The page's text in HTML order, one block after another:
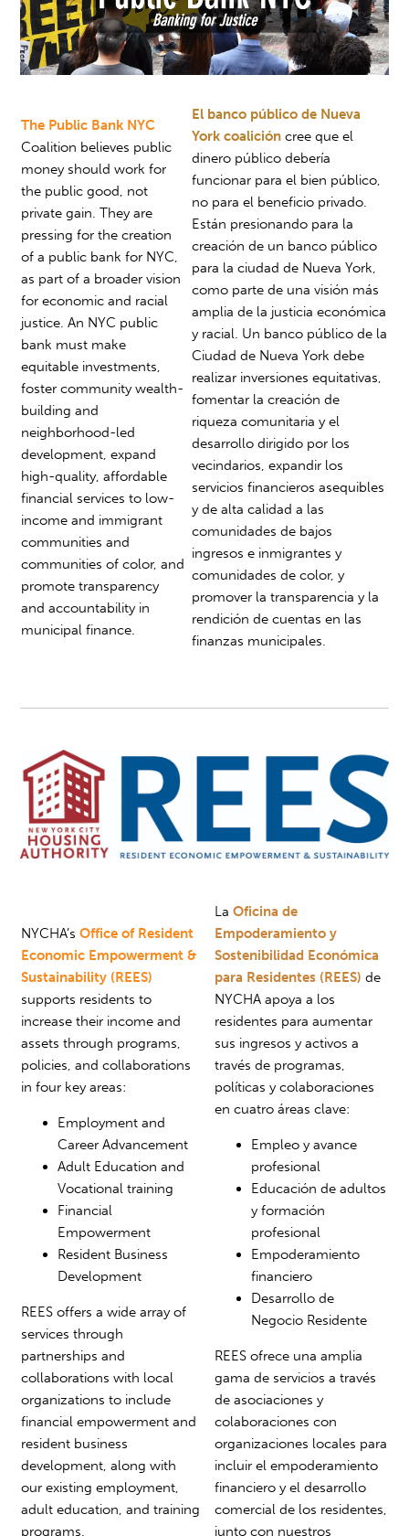
The Public Bank NYC
Coalition believes public
money should work for
the public good, not
private gain. They are
pressing for thecreation
of a public bank for NYC,
as part of a broader vision
for economic and racial
justice. An NYC public
bank must make
equitable investments,
foster community wealth-
building and
neighborhood-led
development, expand
high-quality, affordable
financial services to low-
income and immigrant
communities and
communities of color, and
promote transparency
and accountability in
municipal finance.
El banco público de Nueva
York coalición cree que el
dinero público debería
funcionar para el bien público,
no para el beneficio privado.
Están presionando para la
creación de un banco público
para la ciudad de Nueva York,
como parte de una visión más
amplia de la justicia económica
y racial. Un banco público de la
Ciudad de Nueva York debe
realizar inversiones equitativas,
fomentar la creación de
riqueza comunitaria y el
desarrollo dirigido por los
vecindarios, expandir los
servicios financieros asequibles
y de alta calidad a las
comunidades de bajos
ingresos e inmigrantes y
comunidades de color, y
promover la transparencia y la
rendición de cuentas en las
finanzas municipales.
NYCHA’sOffice of Resident
Economic Empowerment &
Sustainability (REES)
supports residents to
increase their income and
assets through programs,
policies, and collaborations
in four key areas:
Employment and
Career Advancement
Adult Education and
Vocational training
Financial
Empowerment
Resident Business
Development
REES offers a wide array of
services through
partnerships and
collaborations with local
organizations to include
financial empowerment and
resident business
development, along with
our existing employment,
adult education, and training
programs.
LaOficina de
Empoderamiento y
Sostenibilidad Económica
para Residentes (REES) de
NYCHA apoya a los
residentes para aumentar
sus ingresos y activos a
través de programas,
políticas y colaboraciones
en cuatro áreas clave:
Empleo y avance
profesional
Educación de adultos
y formación
profesional
Empoderamiento
financiero
Desarrollo de
Negocio Residente
REES ofrece una amplia
gama de servicios a través
de asociaciones y
colaboraciones con
organizaciones locales para
incluir el empoderamiento
financiero y el desarrollo
comercial de los residentes,
junto con nuestros